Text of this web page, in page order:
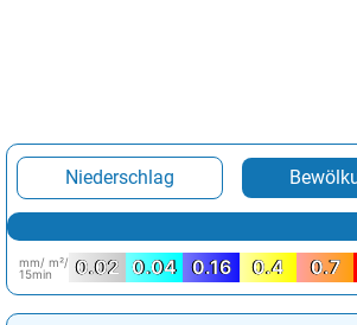
Niederschlag
mm/ m²/
15min
0.02 0.04 0.16 0.4 0.7